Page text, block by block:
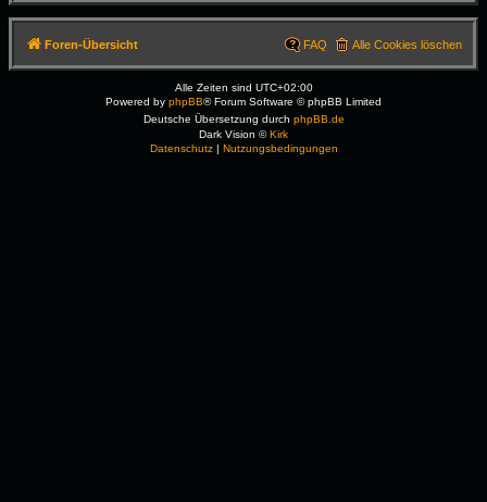
Foren-Übersicht Alle Cookies löschen
FAQ
Alle Zeiten sind UTC+02:00
Powered by phpBB® Forum Software © phpBB Limited
Deutsche Übersetzung durch phpBB.de
Dark Vision ©Kirk
Datenschutz| Nutzungsbedingungen